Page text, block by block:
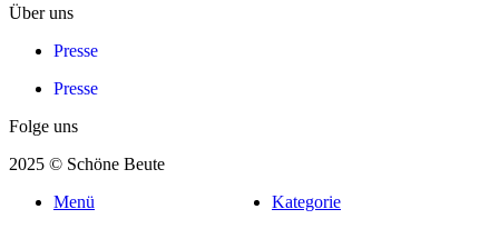
Über uns
Presse
Presse
Folge uns
2025 © Schöne Beute
Menü
Kategorie